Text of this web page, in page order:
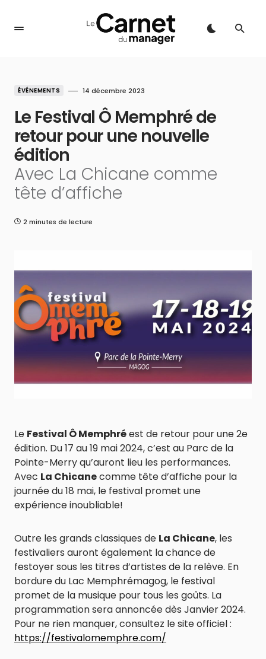
ÉVÉNEMENTS 14 décembre 2023
Le Festival Ô Memphré de
retour pour une nouvelle
édition
Avec La Chicane comme
tête d’affiche
2 minutes de lecture
Le Festival Ô Memphréest de retour pour une 2e
édition. Du 17 au 19 mai 2024, c’est au Parc de la
Pointe-Merry qu’auront lieu les performances.
Avec La Chicanecomme tête d’affiche pour la
journée du 18 mai, le festival promet une
expérience inoubliable!
Outre les grands classiques de La Chicane, les
festivaliers auront également la chance de
festoyer sous les titres d’artistes de la relève. En
bordure du Lac Memphrémagog, le festival
promet de la musique pour tous les goûts. La
programmation sera annoncée dès Janvier 2024.
Pour ne rien manquer, consultez le site officiel :
https://festivalomemphre.com/